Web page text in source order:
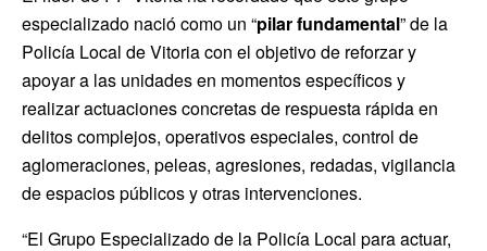
especializado nació como un “pilar fundamental” de la
Policía Local de Vitoria con el objetivo de reforzar y
apoyar a las unidades en momentos específicos y
realizar actuaciones concretas de respuesta rápida en
delitos complejos, operativos especiales, control de
aglomeraciones, peleas, agresiones, redadas, vigilancia
de espacios públicos y otras intervenciones.
“El Grupo Especializado de la Policía Local para actuar,